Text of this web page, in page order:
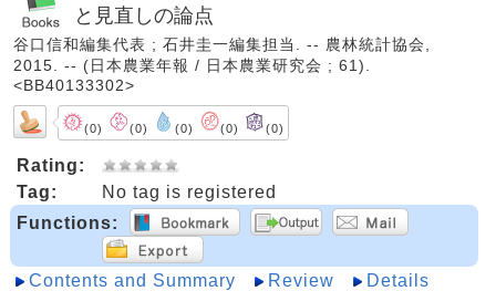
と見直しの論点
谷口信和編集代表 ; 石井圭一編集担当. -- 農林統計協会,
2015. -- (日本農業年報 / 日本農業研究会 ; 61).
<BB40133302>
(0) (0) (0) (0) (0)
Rating:
Tag:
No tag is registered
Functions:
Contents and Summary Review Details